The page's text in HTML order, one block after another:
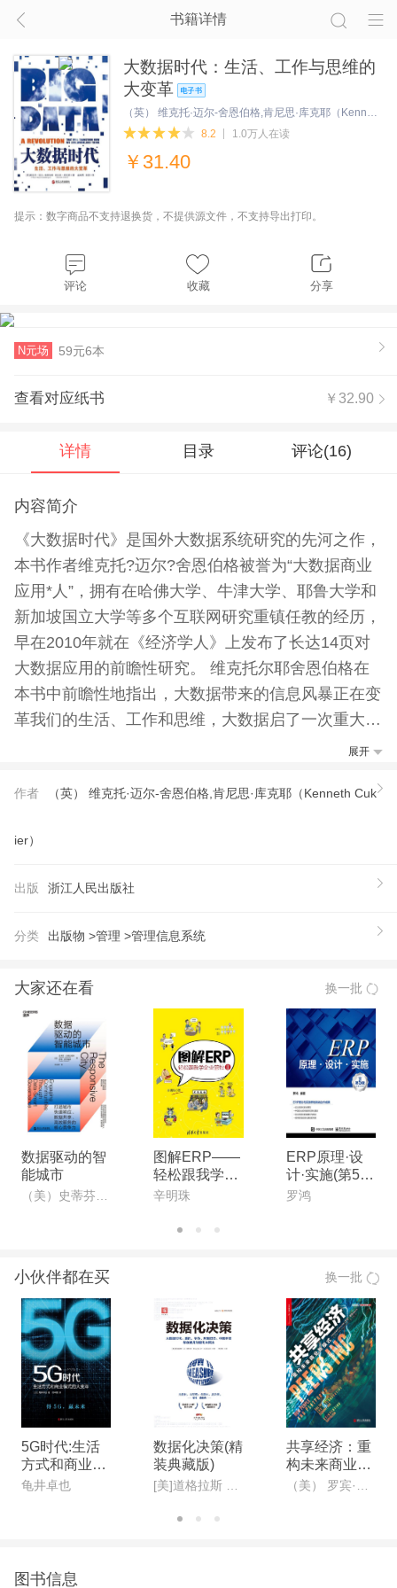
书籍详情
大数据时代：生活、工作与思维的
大变革
（英） 维克托·迈尔-舍恩伯格,肯尼思·库克耶（Kenneth Cukier）
8.2
1.0万人在读
￥ 31.40
提示：数字商品不支持退换货，不提供源文件，不支持导出打印。
评论 收藏 分享
N元场 59元6本
查看对应纸书 ￥32.90
详情 目录 评论(16)
内容简介
《大数据时代》是国外大数据系统研究的先河之作，
本书作者维克托?迈尔?舍恩伯格被誉为“大数据商业
应用*人”，拥有在哈佛大学、牛津大学、耶鲁大学和
新加坡国立大学等多个互联网研究重镇任教的经历，
早在2010年就在《经济学人》上发布了长达14页对
大数据应用的前瞻性研究。 维克托尔耶舍恩伯格在
本书中前瞻性地指出，大数据带来的信息风暴正在变
革我们的生活、工作和思维，大数据启了一次重大的
时代转型，并用三个部分讲述了大数据时代的思维变
他明确指出，大数据时代*的转变就是，放弃对因果
要知道“是什么”，而不需要知道“为什么”。这颠覆了
流的方式提出了全新的挑战。 本书认为大数据的核
心就是预测。大数据将为人类的生活创造前所未有的
源泉，而更多的改变正蓄势待发。书中展示了谷歌、
微软、亚马逊、IBM、苹果、facebook、twitter、VIS
A等大数据先锋们*价值的应用案例。
【推荐语】
推荐阅读：《精准学习》ChatGPT时代，我们迫切
需要重新定义学习！ 推荐阅读：《共享经济》——
央视《对话》栏目重磅力荐！共享经济为何成为下一
个风口？共享经济将如何引爆新一轮创业奇迹？ 推
荐：大卫芬雷布（David Feinleib）《大数据云图：
如何在大数据时代寻找下一个大机遇》（亚马逊、谷
歌、IBM、Facebook、LinkedIn……超过一百家大数
美国自媒体教父告诉你怎样玩转社交媒体 推荐阅
读：《游戏化思维：改变未来商业的新力量》
迄今为止全世界*好的一本大数据专著。 《大数据时
代》作者维克托迈尔-舍恩伯格，大数据时代的预言
家，《科学》《自然》等著名学术期刊*推崇的互联
网研究者之一，“大数据商业应用**人”，拥有在哈佛
大学、牛津大学、耶鲁大学和新加坡国立大学等多个
互联网研究重镇任教的经历。 《大数据时代》的译
者系我国*年轻有为的大数据专家，电子科技大学互
联网科学中心主任、教授、博士生导师周涛教授。这
在大数据研究上向国际一流看齐。 宽带资本董事长
展开
作者 （英） 维克托·迈尔-舍恩伯格,肯尼思·库克耶（Kenneth Cuk
ier）
出版 浙江人民出版社
分类 出版物 >管理 >管理信息系统
大家还在看 换一批
数据驱动的智
能城市
图解ERP——
轻松跟我学企
业管控Ⅱ
辛明珠
ERP原理·设
计·实施(第5
版)
罗鸿
小伙伴都在买 换一批
5G时代:生活
方式和商业模
式的大变革
龟井卓也
数据化决策(精
装典藏版)
共享经济：重
构未来商业新
模式
图书信息